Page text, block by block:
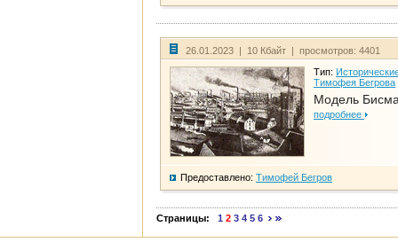
26.01.2023 | 10 Кбайт | просмотров: 4401
Тип:
Тимофея Бегрова
Модель
подробнее
Предоставлено: Тимофей Бегров
Страницы: 1 2 3 4 5 6